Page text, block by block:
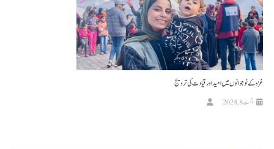
غزہ کے نوجوانوں میں امید اور قیادت کی ترویج
اگست 8, 2024